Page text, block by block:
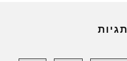
תגיות